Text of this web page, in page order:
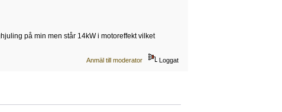
på min men står 14kW i motoreffekt vilket
Anmäl till moderator Loggat